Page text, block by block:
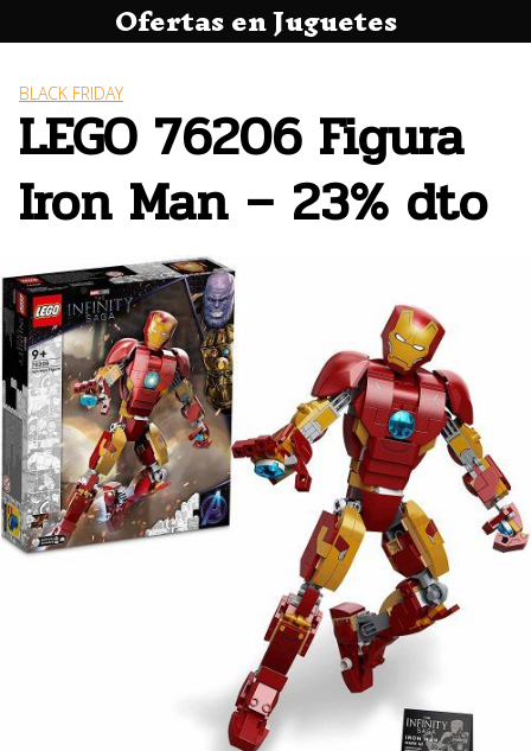
al
Ofertas en Juguetes
BLACK FRIDAY
LEGO 76206 Figura
Iron Man – 23% dto